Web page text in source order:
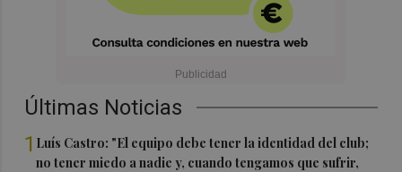
Últimas Noticias
1 Luís Castro: "El equipo debe tener la identidad del club;
no tener miedo a nadie y, cuando tengamos que sufrir,